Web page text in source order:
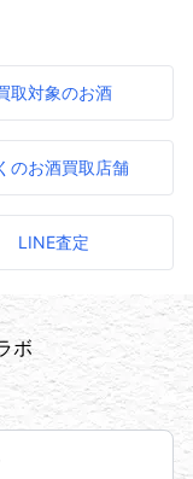
取対象のお酒
のお酒買取店舗
LINE査定
ボ